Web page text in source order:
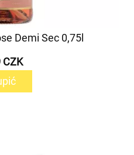
Demi Sec 0,75l
CZK